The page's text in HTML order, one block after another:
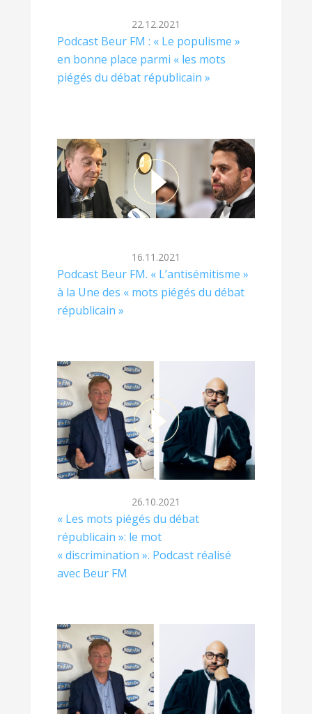
22.12.2021
Podcast Beur FM : « Le populisme »
en bonne place parmi « les mots
piégés du débat républicain »
16.11.2021
Podcast Beur FM. « L’antisémitisme »
à la Une des « mots piégés du débat
républicain »
26.10.2021
« Les mots piégés du débat
républicain »: le mot
« discrimination ». Podcast réalisé
avec Beur FM